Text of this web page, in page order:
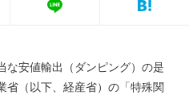
な安値輸出（ダンピング）の是
省（以下、経産省）の「特殊関